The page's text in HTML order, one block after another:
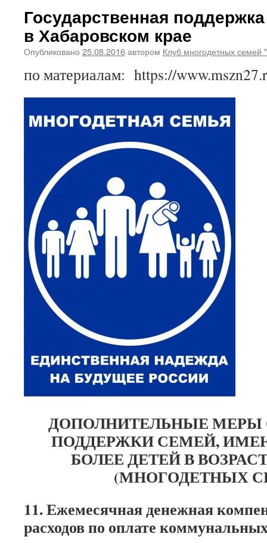
Государственная
в Хабаровском крае
Опубликовано 25.08.2016автором Клуб многодетных
по материалам: https://
ДОПОЛНИТЕЛЬНЫЕ
ПОДДЕРЖКИ СЕМЕЙ,
БОЛЕЕ ДЕТЕЙ В
(МНОГОДЕТНЫХ
11. Ежемесячная денежная
расходов по оплате